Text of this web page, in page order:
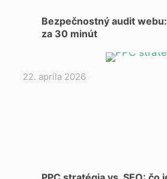
Bezpečnostný audit
za 30 minút
22. apríla 2026